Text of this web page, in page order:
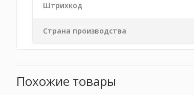
Штрихкод
Страна производства
Похожие товары